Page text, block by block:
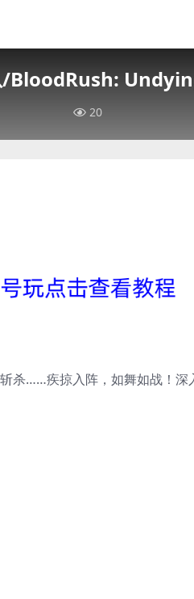
/BloodRush:
20
杀……疾掠入阵，如舞如战！